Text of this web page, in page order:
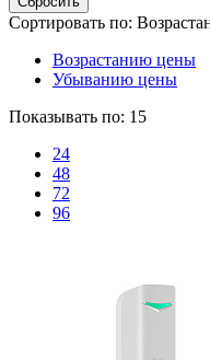
Сортировать по:
Возрастанию цены
Убыванию цены
Показывать по: 15
24
48
72
96